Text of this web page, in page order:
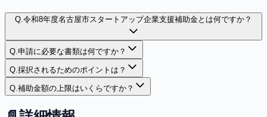
Q.令和8年度名古屋市スタートアップ企業支援補助金とは何ですか？
Q.申請に必要な書類は何ですか？
Q.採択されるためのポイントは？
Q.補助金額の上限はいくらですか？